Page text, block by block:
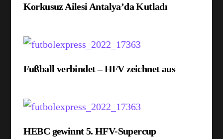
Korkusuz Ailesi Antalya’da Kutladı
Fußball verbindet – HFV zeichnet aus
HEBC gewinnt 5. HFV-Supercup